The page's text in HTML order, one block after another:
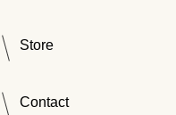
Store
Contact